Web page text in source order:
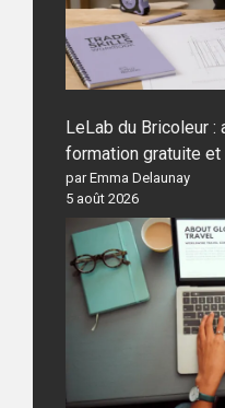
LeLab du Bricoleur
formation gratuite
par Emma Delaunay
5 août 2026